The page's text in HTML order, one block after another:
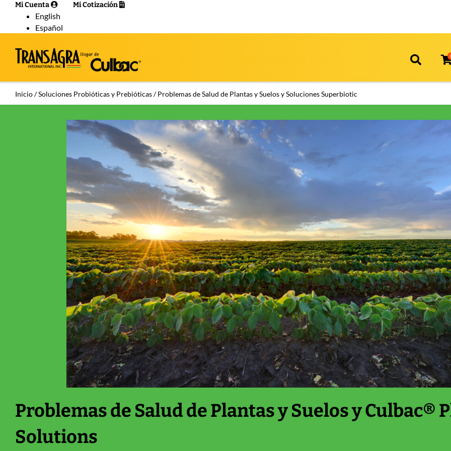
Mi Cuenta Mi Cotización
English
Español
Inicio/Soluciones Probióticas y Prebióticas/ Problemas de Salud de Plantas y Suelos y Soluciones Superbiotic
Problemas de Salud de Plantas y Suelos y Culbac®
Solutions